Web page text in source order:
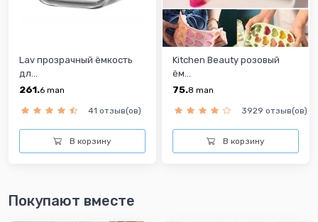
Lav прозрачный ёмкость
дл...
261.6 man
41 отзыв(ов)
В корзину
Kitchen Beauty розовый
ём...
75.8 man
3929 отзыв(ов)
В корзину
Покупают вместе